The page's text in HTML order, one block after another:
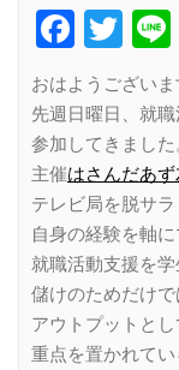
おはようございま
先週日曜日、就
参加してきました
主催はさんだあず
テレビ局を脱サ
自身の経験を軸
就職活動支援を学
儲けのためだけで
アウトプットと
重点を置かれてい